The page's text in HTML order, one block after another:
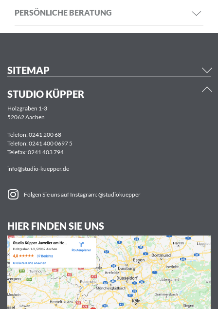
PERSÖNLICHE BERATUNG
SITEMAP
STUDIO KÜPPER
Holzgraben 1-3
52062 Aachen
Telefon:0241 200 68
Telefon:0241 400 0697 5
Telefax: 0241 403 794
info@studio-kuepper.de
Folgen Sie uns auf Instagram: @studiokuepper
HIER FINDEN SIE UNS